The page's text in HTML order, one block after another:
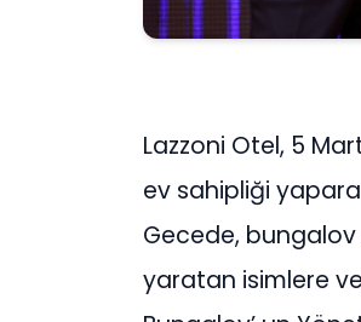
Lazzoni Otel, 5
ev sahipliği
Gecede,
yaratan isimlere